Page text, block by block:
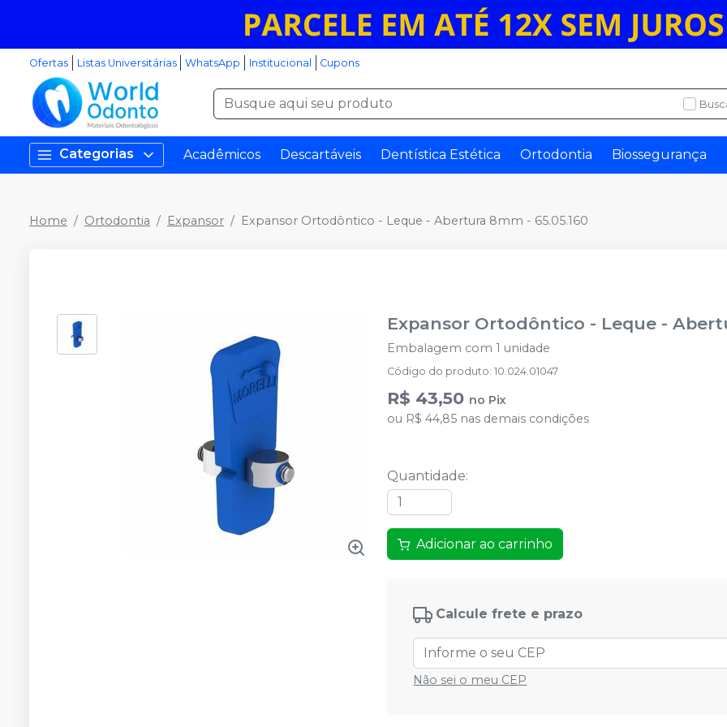
Ofertas Listas Universitárias WhatsApp Institucional Cupons
Categorias Acadêmicos Descartáveis Dentística Estética Ortodontia Biossegurança
Home Ortodontia Expansor Expansor Ortodôntico - Leque - Abertura 8mm - 65.05.160
Expansor Ortodôntico - Leque -
Embalagem com 1 unidade
Código do produto:10.024.01047
R$ 43,50 no Pix
ou R$ 44,85 nas demais condições
Quantidade:
Adicionar ao carrinho
Calcule frete e prazo
Não sei o meu CEP